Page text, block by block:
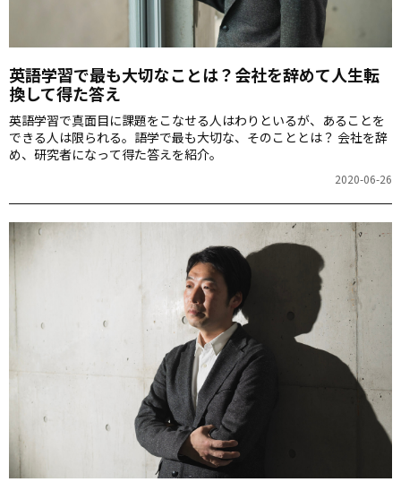
英語学習で最も大切なことは？会社を辞めて人生転
換して得た答え
英語学習で真面目に課題をこなせる人はわりといるが、あることを
できる人は限られる。語学で最も大切な、そのこととは？ 会社を辞
め、研究者になって得た答えを紹介。
2020-06-26